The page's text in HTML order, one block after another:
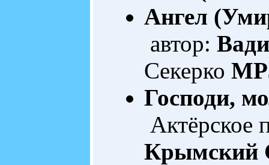
Ангел
автор:
Секерко
Господи,
Актёрское
Крымский